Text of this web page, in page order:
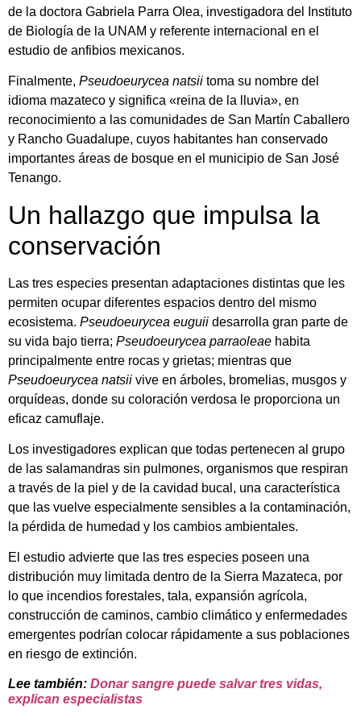
de la doctora Gabriela Parra Olea, investigadora del Instituto
de Biología de la UNAM y referente internacional en el
estudio de anfibios mexicanos.
Finalmente, Pseudoeurycea natsii toma su nombre del
idioma mazateco y significa «reina de la lluvia», en
reconocimiento a las comunidades de San Martín Caballero
y Rancho Guadalupe, cuyos habitantes han conservado
importantes áreas de bosque en el municipio de San José
Tenango.
Un hallazgo que impulsa la
conservación
Las tres especies presentan adaptaciones distintas que les
permiten ocupar diferentes espacios dentro del mismo
ecosistema. Pseudoeurycea euguii desarrolla gran parte de
su vida bajo tierra; Pseudoeurycea parraoleae habita
principalmente entre rocas y grietas; mientras que
Pseudoeurycea natsii vive en árboles, bromelias, musgos y
orquídeas, donde su coloración verdosa le proporciona un
eficaz camuflaje.
Los investigadores explican que todas pertenecen al grupo
de las salamandras sin pulmones, organismos que respiran
a través de la piel y de la cavidad bucal, una característica
que las vuelve especialmente sensibles a la contaminación,
la pérdida de humedad y los cambios ambientales.
El estudio advierte que las tres especies poseen una
distribución muy limitada dentro de la Sierra Mazateca, por
lo que incendios forestales, tala, expansión agrícola,
construcción de caminos, cambio climático y enfermedades
emergentes podrían colocar rápidamente a sus poblaciones
en riesgo de extinción.
Lee también: Donar sangre puede salvar tres vidas,
explican especialistas